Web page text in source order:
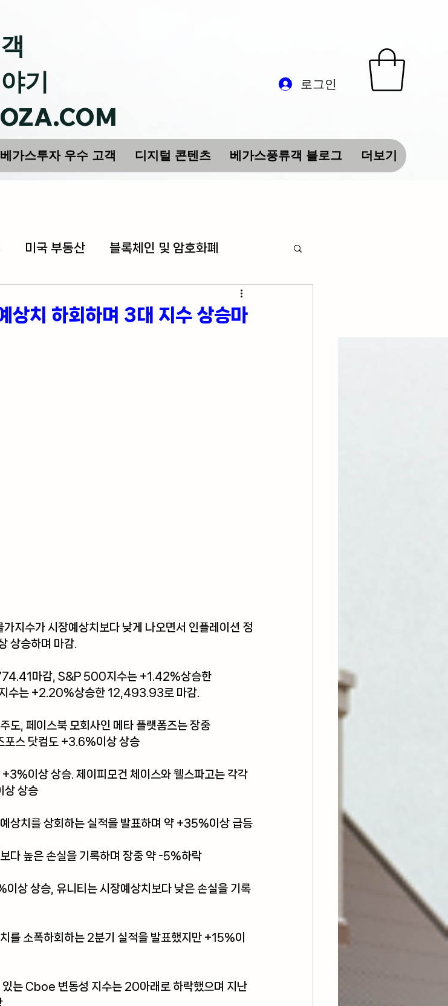
기
로그인
베가스투자 우수 고객 디지털 콘텐츠 베가스풍류객 블로그 더보기
미국 부동산 블록체인 및 암호화폐
입문 초간단 요리 레시피
상치 하회하며 3대 지수 상승마
지수가 시장예상치보다 낮게 나오면서 인플레이션 정
상승하며 마감.
마감, S&P 500지수는 +1.42%상승한
수는 +2.20%상승한 12,493.93로 마감.
도, 페이스북 모회사인 메타 플랫폼즈는 장중
스 닷컴도 +3.6%이상 상승
이상 상승. 제이피모건 체이스와 웰스파고는 각각
상 상승
상치를 상회하는 실적을 발표하며 약 +35%이상 급등
다 높은 손실을 기록하며 장중 약 -5%하락
상 상승, 유니티는 시장예상치보다 낮은 손실을 기록
를 소폭하회하는 2분기 실적을 발표했지만 +15%이
있는 Cboe 변동성 지수는 20아래로 하락했으며 지난